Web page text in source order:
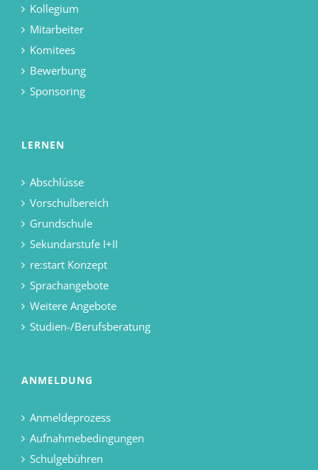
Kollegium
Mitarbeiter
Komitees
Bewerbung
Sponsoring
LERNEN
Abschlüsse
Vorschulbereich
Grundschule
Sekundarstufe I+II
re:start Konzept
Sprachangebote
Weitere Angebote
Studien-/Berufsberatung
ANMELDUNG
Anmeldeprozess
Aufnahmebedingungen
Schulgebühren